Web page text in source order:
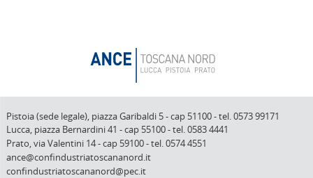
Pistoia (sede legale), piazza Garibaldi 5-cap 51100-tel. 0573 99171
Lucca, piazza Bernardini 41 -cap 55100-tel. 0583 4441
Prato,via Valentini 14-cap 59100-tel. 0574 4551
ance@confindustriatoscananord.it
confindustriatoscananord@pec.it